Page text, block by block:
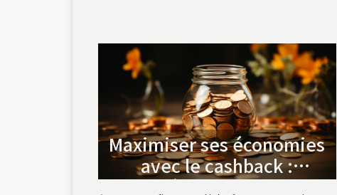
Maximiser ses économies
avec le cashback :
stratégies et astuces